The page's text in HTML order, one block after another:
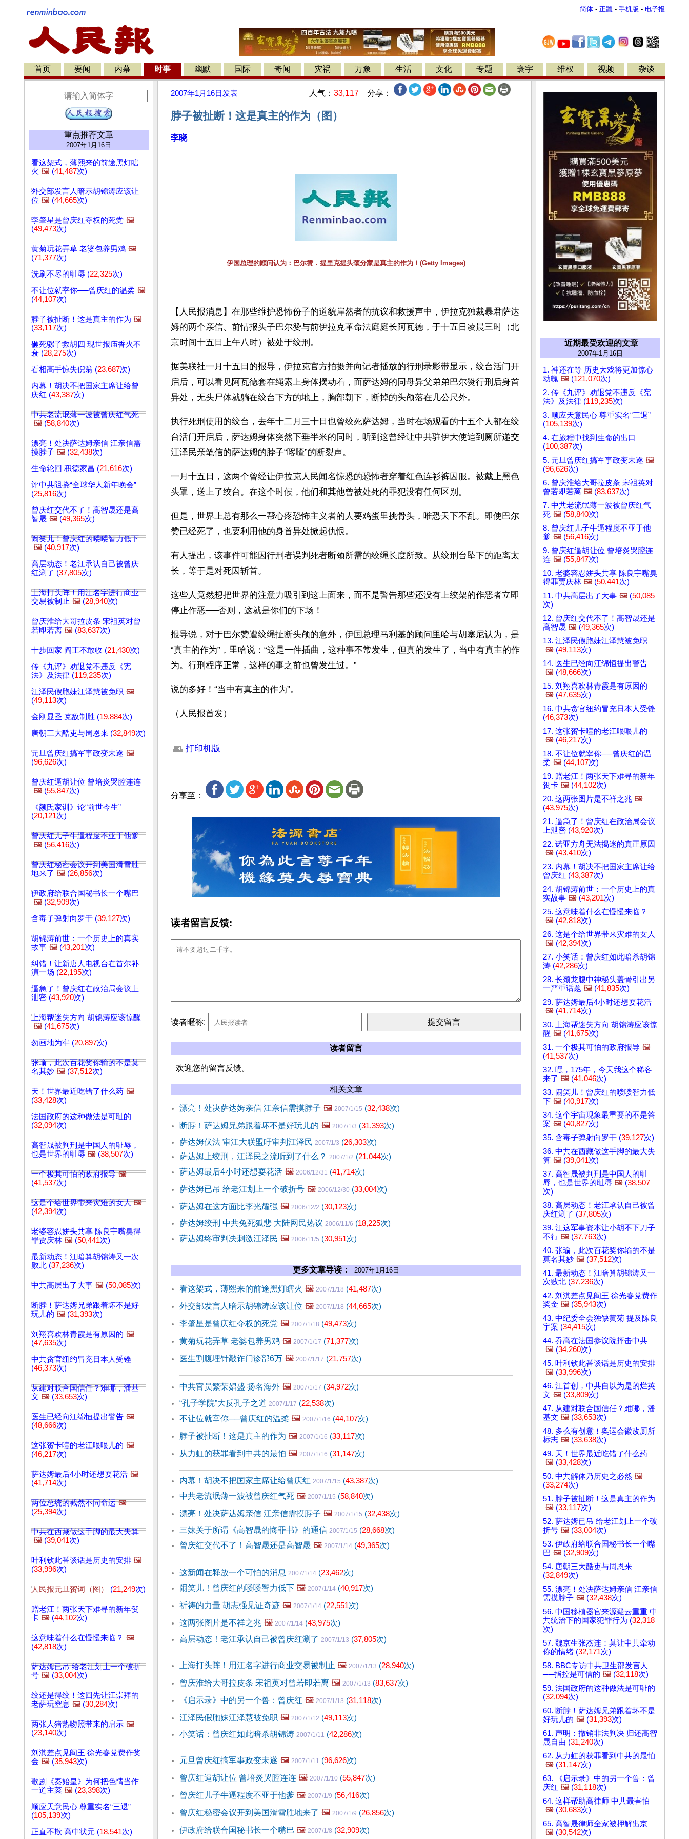
简体 - 正體 - 手机版 - 电子报
首页 要闻 内幕 时事 幽默 国际 奇闻 灾祸 万象 生活 文化 专题 寰宇 维权 视频 杂谈
重点推荐文章
2007年1月16日
看这架式，薄熙来的前途黑灯瞎
火 🖼️ (41,487次)
外交部发言人暗示胡锦涛应该让
位 🖼️ (44,665次)
李肇星是曾庆红夺权的死党 🖼️
(49,473次)
黄菊玩花弄草 老婆包养男鸡 🖼️
(71,377次)
洗刷不尽的耻辱 (22,325次)
不让位就宰你──曾庆红的温柔 🖼️
(44,107次)
脖子被扯断！这是真主的作为 🖼️
(33,117次)
砸死骡子救胡四 现世报庙香火不
衰 (28,275次)
看相高手惊失倪翁 (23,687次)
内幕！胡决不把国家主席让给曾
庆红 (43,387次)
中共老流氓薄一波被曾庆红气死
🖼️ (58,840次)
漂亮！处决萨达姆亲信 江亲信需
摸脖子 🖼️ (32,438次)
生命轮回 积德家昌 (21,616次)
评中共阻挠“全球华人新年晚会”
(25,816次)
曾庆红交代不了！高智晟还是高
智晟 🖼️ (49,365次)
闹笑儿！曾庆红的喽喽智力低下
🖼️ (40,917次)
高层动态！老江承认自己被曾庆
红涮了 (37,805次)
上海打头阵！用江名字进行商业
交易被制止 🖼️ (28,940次)
曾庆淮给大哥拉皮条 宋祖英对曾
若即若离 🖼️ (83,637次)
十步回家 阎王不敢收 (21,430次)
传《九评》劝退党不违反《宪
法》及法律 (119,235次)
江泽民假胞妹江泽慧被免职 🖼️
(49,113次)
金刚显圣 克敌制胜 (19,884次)
唐朝三大酷吏与周恩来 (32,849次)
元旦曾庆红搞军事政变未遂 🖼️
(96,626次)
曾庆红逼胡让位 曾培炎哭腔连连
🖼️ (55,847次)
《颜氏家训》论“前世今生”
(20,121次)
曾庆红儿子牛逼程度不亚于他爹
🖼️ (56,416次)
曾庆红秘密会议开到美国滑雪胜
地来了 🖼️ (26,856次)
伊政府给联合国秘书长一个嘴巴
🖼️ (32,909次)
含毒子弹射向罗干 (39,127次)
胡锦涛前世：一个历史上的真实
故事 🖼️ (43,201次)
纠错！让新唐人电视台在首尔补
演一场 (22,195次)
逼急了！曾庆红在政治局会议上
泄密 (43,920次)
上海帮迷失方向 胡锦涛应该惊醒
🖼️ (41,675次)
勿画地为牢 (20,897次)
张瑜，此次百花奖你输的不是莫
名其妙 🖼️ (37,512次)
天！世界最近吃错了什么药 🖼️
(33,428次)
法国政府的这种做法是可耻的
(32,094次)
高智晟被判刑是中国人的耻辱，
也是世界的耻辱 🖼️ (38,507次)
一个极其可怕的政府报导 🖼️
(41,537次)
这是个给世界带来灾难的女人 🖼️
(42,394次)
老婆容忍姘头共享 陈良宇嘴臭得
罪贾庆林 🖼️ (50,441次)
最新动态！江暗算胡锦涛又一次
败北 (37,236次)
中共高层出了大事 🖼️(50,085次)
断脖！萨达姆兄弟跟着坏不是好
玩儿的 🖼️ (31,393次)
刘翔喜欢林青霞是有原因的 🖼️
(47,635次)
中共贪官纽约冒充日本人受锉
(46,373次)
从建对联合国信任？难哪，潘基
文 🖼️ (33,653次)
医生已经向江绵恒提出警告 🖼️
(48,666次)
这张贺卡噎的老江哏哏儿的 🖼️
(46,217次)
萨达姆最后4小时还想耍花活 🖼️
(41,714次)
两位总统的截然不同命运 🖼️
(25,394次)
中共在西藏做这手脚的最大失算
🖼️ (39,041次)
叶利钦此番谈话是历史的安排 🖼️
(33,996次)
人民报元旦贺词（图）(21,249次)
赠老江！两张天下难寻的新年贺
卡 🖼️ (44,102次)
这意味着什么在慢慢来临？ 🖼️
(42,818次)
萨达姆已吊 给老江划上一个破折
号 🖼️ (33,004次)
绞还是得绞！这回先让江崇拜的
老萨玩窒息 🖼️ (30,284次)
两张人猪热吻照带来的启示 🖼️
(23,140次)
刘淇差点见阎王 徐光春党费作奖
金 🖼️ (35,943次)
歌剧《秦始皇》为何把色情当作
一道主菜 🖼️ (23,398次)
顺应天意民心 尊重实名“三退”
(105,139次)
正直不欺 高中状元 (18,541次)
2007年1月16日 发表 人气： 33,117 分享：
脖子被扯断！这是真主的作为（图）
李晓
伊国总理的顾问认为：巴尔赞．提里克提头颈分家是真主的作为！(Getty Images)
【人民报消息】在那些维护恐怖份子的道貌岸然者的抗议和救援声中，伊拉克独裁暴君萨达
姆的两个亲信、前情报头子巴尔赞与前伊拉克革命法庭庭长阿瓦德，于十五日凌晨三时（北
京时间十五日上午八时）被处于绞刑。
据美联社一月十五日的报导，伊拉克官方拍摄并向记者播放的行刑录影带显示，绞台活门开
启后，可以看见阿瓦德套在绳索上身体摆动着，而萨达姆的同母异父弟弟巴尔赞行刑后身首
异处，无头尸体就躺在绞台下方的地上，胸部朝下，断掉的头颅落在几公尺外。
执行死刑使用的绞台，去年十二月三十日也曾绞死萨达姆，当时在场观看的十五个人都在绞
台活门开启后，萨达姆身体突然下垂半米的同时，听到这曾经让中共驻伊大使追到厕所递交
江泽民亲笔信的萨达姆的脖子“喀喳”的断裂声。
一月十五日，这两个曾经让伊拉克人民闻名惊恐的恐怖者穿着红色连衫裤囚服。被戴上黑色
头罩，送上了绞台。在这个时候，他们和其他曾被处死的罪犯没有任何区别。
但是，世界上总有那么一帮心疼恐怖主义者的人要鸡蛋里挑骨头，唯恐天下不乱。即使巴尔
赞已经死了，也要利用他的身首异处掀起仇恨。
有人提出，该事件可能因行刑者误判死者断颈所需的绞绳长度所致。从绞刑台坠下的距离太
长，等于是对死囚斩首。
这些人竟然想把世界的注意力吸引到这上面来，而不是警告那些还没有上绞架的作恶者立即
停止作恶──否则，这就是你们的下场！
报导说，对于巴尔赞遭绞绳扯断头颅的意外，伊国总理马利基的顾问里哈与胡塞尼认为，是
“真主的作为”，里哈说：“这是一件插曲，这种事不常发生，但真的发生了，当中有真主的作
为。行刑程序正常，这样的事之前也曾发生过。”
说的多好！“当中有真主的作为”。
（人民报首发）
打印机版
分享至：
读者留言反馈:
读者暱称:
读者留言
欢迎您的留言反馈。
相关文章
漂亮！处决萨达姆亲信 江亲信需摸脖子 🖼️ 2007/1/15 (32,438次)
断脖！萨达姆兄弟跟着坏不是好玩儿的 🖼️ 2007/1/3 (31,393次)
萨达姆伏法 审江大联盟吁审判江泽民 2007/1/3 (26,303次)
萨达姆上绞刑，江泽民之流听到了什么？ 2007/1/2 (21,044次)
萨达姆最后4小时还想耍花活 🖼️ 2006/12/31 (41,714次)
萨达姆已吊 给老江划上一个破折号 🖼️ 2006/12/30 (33,004次)
萨达姆在这方面比李光耀强 🖼️ 2006/12/2 (30,123次)
萨达姆绞刑 中共兔死狐悲 大陆网民热议 2006/11/6 (18,225次)
萨达姆终审判决刺激江泽民 🖼️ 2006/11/5 (30,951次)
更多文章导读： 2007年1月16日
看这架式，薄熙来的前途黑灯瞎火 🖼️ 2007/1/18 (41,487次)
外交部发言人暗示胡锦涛应该让位 🖼️ 2007/1/18 (44,665次)
李肇星是曾庆红夺权的死党 🖼️ 2007/1/18 (49,473次)
黄菊玩花弄草 老婆包养男鸡 🖼️ 2007/1/17 (71,377次)
医生割腹埋针敲诈门诊部6万 🖼️ 2007/1/17 (21,757次)
中共官员繁荣娼盛 扬名海外 🖼️ 2007/1/17 (34,972次)
“孔子学院”大反孔子之道 2007/1/17 (22,538次)
不让位就宰你──曾庆红的温柔 🖼️ 2007/1/16 (44,107次)
脖子被扯断！这是真主的作为 🖼️ 2007/1/16 (33,117次)
从力虹的获罪看到中共的最怕 🖼️ 2007/1/16 (31,147次)
内幕！胡决不把国家主席让给曾庆红 2007/1/15 (43,387次)
中共老流氓薄一波被曾庆红气死 🖼️ 2007/1/15 (58,840次)
漂亮！处决萨达姆亲信 江亲信需摸脖子 🖼️ 2007/1/15 (32,438次)
三妹关于所谓《高智晟的悔罪书》的通信 2007/1/15 (28,668次)
曾庆红交代不了！高智晟还是高智晟 🖼️ 2007/1/14 (49,365次)
这新闻在释放一个可怕的消息 2007/1/14 (23,462次)
闹笑儿！曾庆红的喽喽智力低下 🖼️ 2007/1/14 (40,917次)
祈祷的力量 胡志强见证奇迹 🖼️ 2007/1/14 (22,551次)
这两张图片是不祥之兆 🖼️ 2007/1/14 (43,975次)
高层动态！老江承认自己被曾庆红涮了 2007/1/13 (37,805次)
上海打头阵！用江名字进行商业交易被制止 🖼️ 2007/1/13 (28,940次)
曾庆淮给大哥拉皮条 宋祖英对曾若即若离 🖼️ 2007/1/13 (83,637次)
《启示录》中的另一个兽：曾庆红 🖼️ 2007/1/13 (31,118次)
江泽民假胞妹江泽慧被免职 🖼️ 2007/1/12 (49,113次)
小笑话：曾庆红如此暗杀胡锦涛 2007/1/11 (42,286次)
元旦曾庆红搞军事政变未遂 🖼️ 2007/1/11 (96,626次)
曾庆红逼胡让位 曾培炎哭腔连连 🖼️ 2007/1/10 (55,847次)
曾庆红儿子牛逼程度不亚于他爹 🖼️ 2007/1/9 (56,416次)
曾庆红秘密会议开到美国滑雪胜地来了 🖼️ 2007/1/9 (26,856次)
伊政府给联合国秘书长一个嘴巴 🖼️ 2007/1/8 (32,909次)
近期最受欢迎的文章
2007年1月16日
1. 神还在等 历史大戏将更加惊心
动魄 🖼️ (121,070次)
2. 传《九评》劝退党不违反《宪
法》及法律 (119,235次)
3. 顺应天意民心 尊重实名“三退”
(105,139次)
4. 在旅程中找到生命的出口
(100,387次)
5. 元旦曾庆红搞军事政变未遂 🖼️
(96,626次)
6. 曾庆淮给大哥拉皮条 宋祖英对
曾若即若离 🖼️ (83,637次)
7. 中共老流氓薄一波被曾庆红气
死 🖼️ (58,840次)
8. 曾庆红儿子牛逼程度不亚于他
爹 🖼️ (56,416次)
9. 曾庆红逼胡让位 曾培炎哭腔连
连 🖼️ (55,847次)
10. 老婆容忍姘头共享 陈良宇嘴臭
得罪贾庆林 🖼️ (50,441次)
11. 中共高层出了大事 🖼️ (50,085
次)
12. 曾庆红交代不了！高智晟还是
高智晟 🖼️ (49,365次)
13. 江泽民假胞妹江泽慧被免职
🖼️ (49,113次)
14. 医生已经向江绵恒提出警告
🖼️ (48,666次)
15. 刘翔喜欢林青霞是有原因的
🖼️ (47,635次)
16. 中共贪官纽约冒充日本人受锉
(46,373次)
17. 这张贺卡噎的老江哏哏儿的
🖼️ (46,217次)
18. 不让位就宰你──曾庆红的温
柔 🖼️ (44,107次)
19. 赠老江！两张天下难寻的新年
贺卡 🖼️ (44,102次)
20. 这两张图片是不祥之兆 🖼️
(43,975次)
21. 逼急了！曾庆红在政治局会议
上泄密 (43,920次)
22. 诺亚方舟无法揭迷的真正原因
🖼️ (43,410次)
23. 内幕！胡决不把国家主席让给
曾庆红 (43,387次)
24. 胡锦涛前世：一个历史上的真
实故事 🖼️ (43,201次)
25. 这意味着什么在慢慢来临？
🖼️ (42,818次)
26. 这是个给世界带来灾难的女人
🖼️ (42,394次)
27. 小笑话：曾庆红如此暗杀胡锦
涛 (42,286次)
28. 长颈龙腹中神秘头盖骨引出另
一严重话题 🖼️ (41,835次)
29. 萨达姆最后4小时还想耍花活
🖼️ (41,714次)
30. 上海帮迷失方向 胡锦涛应该惊
醒 🖼️ (41,675次)
31. 一个极其可怕的政府报导 🖼️
(41,537次)
32. 嘿，175年，今天我这个稀客
来了 🖼️ (41,046次)
33. 闹笑儿！曾庆红的喽喽智力低
下 🖼️ (40,917次)
34. 这个宇宙现象最重要的不是答
案 🖼️ (40,827次)
35. 含毒子弹射向罗干 (39,127次)
36. 中共在西藏做这手脚的最大失
算 🖼️ (39,041次)
37. 高智晟被判刑是中国人的耻
辱，也是世界的耻辱 🖼️ (38,507
次)
38. 高层动态！老江承认自己被曾
庆红涮了 (37,805次)
39. 江这军事资本让小胡不下刀子
不行 🖼️ (37,763次)
40. 张瑜，此次百花奖你输的不是
莫名其妙 🖼️ (37,512次)
41. 最新动态！江暗算胡锦涛又一
次败北 (37,236次)
42. 刘淇差点见阎王 徐光春党费作
奖金 🖼️ (35,943次)
43. 中纪委全会独缺黄菊 提及陈良
宇案 (34,415次)
44. 乔高在法国参议院抨击中共
🖼️ (34,260次)
45. 叶利钦此番谈话是历史的安排
🖼️ (33,996次)
46. 江首创，中共自以为是的烂英
文 🖼️ (33,809次)
47. 从建对联合国信任？难哪，潘
基文 🖼️ (33,653次)
48. 多么有创意！奥运会徽改厕所
标志 🖼️ (33,638次)
49. 天！世界最近吃错了什么药
🖼️ (33,428次)
50. 中共解体乃历史之必然 🖼️
(33,274次)
51. 脖子被扯断！这是真主的作为
🖼️ (33,117次)
52. 萨达姆已吊 给老江划上一个破
折号 🖼️ (33,004次)
53. 伊政府给联合国秘书长一个嘴
巴 🖼️ (32,909次)
54. 唐朝三大酷吏与周恩来
(32,849次)
55. 漂亮！处决萨达姆亲信 江亲信
需摸脖子 🖼️ (32,438次)
56. 中国移植器官来源疑云重重 中
共统治下的国家犯罪行为 (32,318
次)
57. 魏京生张杰连：莫让中共牵动
你的情绪 (32,171次)
58. BBC专访中共卫生部发言人
──指控是可信的 🖼️ (32,118次)
59. 法国政府的这种做法是可耻的
(32,094次)
60. 断脖！萨达姆兄弟跟着坏不是
好玩儿的 🖼️ (31,393次)
61. 声明：撤销非法判决 归还高智
晟自由 (31,240次)
62. 从力虹的获罪看到中共的最怕
🖼️ (31,147次)
63. 《启示录》中的另一个兽：曾
庆红 🖼️ (31,118次)
64. 这样帮助高律师 中共最害怕
🖼️ (30,683次)
65. 高智晟律师全家被押解出京
🖼️ (30,542次)